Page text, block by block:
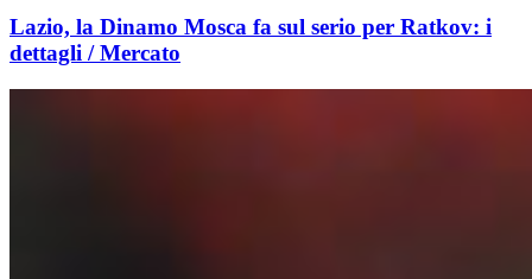
Lazio, la Dinamo Mosca fa sul serio per Ratkov: i
dettagli / Mercato